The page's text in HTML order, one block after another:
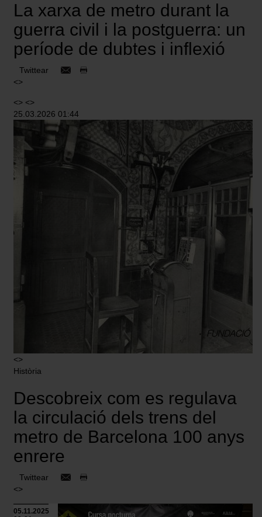
La xarxa de metro durant la
guerra civil i la postguerra: un
període de dubtes i inflexió
Twittear
<>
<> <>
25.03.2026 01:44
<>
Història
Descobreix com es regulava
la circulació dels trens del
metro de Barcelona 100 anys
enrere
Twittear
<>
05.11.2025